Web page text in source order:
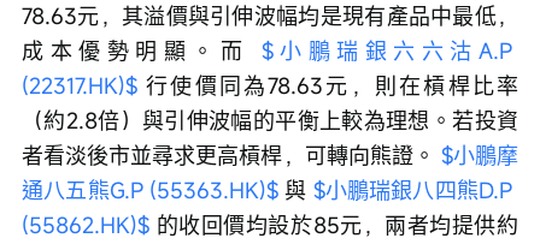
78.63元，其溢價與引伸波幅均是現有產品中最低，
成本優勢明顯。而 $小鵬瑞銀六六沽A.P
(22317.HK)$ 行使價同為78.63元，則在槓桿比率
（約2.8倍）與引伸波幅的平衡上較為理想。若投資
者看淡後市並尋求更高槓桿，可轉向熊證。 $小鵬摩
通八五熊G.P (55363.HK)$ 與 $小鵬瑞銀八四熊D.P
(55862.HK)$ 的收回價均設於85元，兩者均提供約